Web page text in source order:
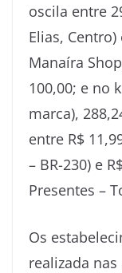
oscila entre
Elias, Centro)
Manaíra
100,00; e no
marca),
entre R$
– BR-230) e
Presentes –
Os
realizada